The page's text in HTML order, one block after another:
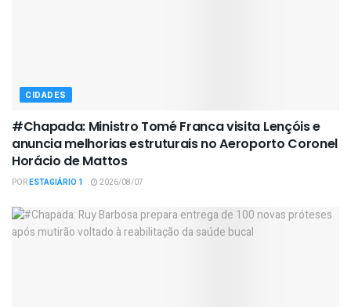
CIDADES
#Chapada: Ministro Tomé Franca visita Lençóis e
anuncia melhorias estruturais no Aeroporto Coronel
Horácio de Mattos
PORESTAGIÁRIO 1 2026/08/07